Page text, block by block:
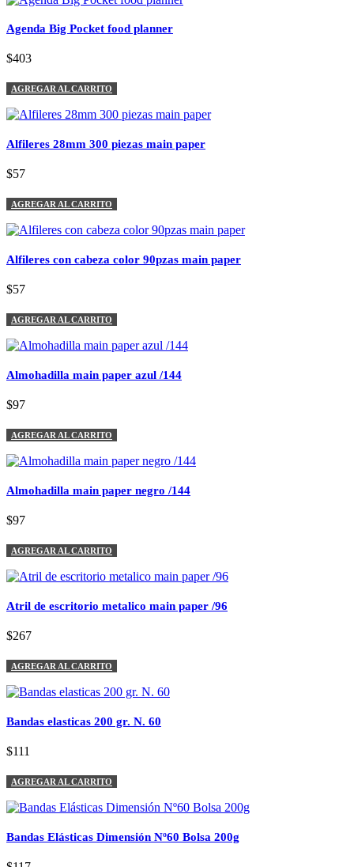
Agenda Big Pocket food planner
$403
AGREGAR AL CARRITO
Alfileres 28mm 300 piezas main paper
$57
AGREGAR AL CARRITO
Alfileres con cabeza color 90pzas main paper
$57
AGREGAR AL CARRITO
Almohadilla main paper azul /144
$97
AGREGAR AL CARRITO
Almohadilla main paper negro /144
$97
AGREGAR AL CARRITO
Atril de escritorio metalico main paper /96
$267
AGREGAR AL CARRITO
Bandas elasticas 200 gr. N. 60
$111
AGREGAR AL CARRITO
Bandas Elásticas Dimensión Nº60 Bolsa 200g